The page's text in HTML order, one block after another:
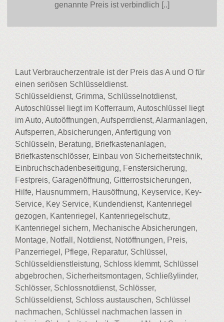
genannte Preis ist verbindlich [..]
Laut Verbraucherzentrale ist der Preis das A und O für
einen seriösen Schlüsseldienst.
Schlüsseldienst, Grimma, Schlüsselnotdienst,
Autoschlüssel liegt im Kofferraum, Autoschlüssel liegt
im Auto, Autoöffnungen, Aufsperrdienst, Alarmanlagen,
Aufsperren, Absicherungen, Anfertigung von
Schlüsseln, Beratung, Briefkastenanlagen,
Briefkastenschlösser, Einbau von Sicherheitstechnik,
Einbruchschadenbeseitigung, Fenstersicherung,
Festpreis, Garagenöffnung, Gitterrostsicherungen,
Hilfe, Hausnummern, Hausöffnung, Keyservice, Key-
Service, Key Service, Kundendienst, Kantenriegel
gezogen, Kantenriegel, Kantenriegelschutz,
Kantenriegel sichern, Mechanische Absicherungen,
Montage, Notfall, Notdienst, Notöffnungen, Preis,
Panzerriegel, Pflege, Reparatur, Schlüssel,
Schlüsseldienstleistung, Schloss klemmt, Schlüssel
abgebrochen, Sicherheitsmontagen, Schließylinder,
Schlösser, Schlossnotdienst, Schlösser,
Schlüsseldienst, Schloss austauschen, Schlüssel
nachmachen, Schlüssel nachmachen lassen in